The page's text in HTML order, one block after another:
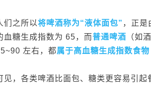
们之所以将啤酒称为“液体面包” ，正是
血糖生成指数为 65，而普通啤酒 （如
左右，都属于高血糖生成指数食物
见，各类啤酒比面包、糖类更容易引起